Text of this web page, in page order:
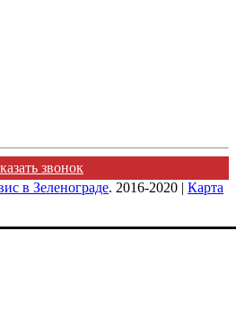
звонок
в Зеленограде. 2016-2020 | Карта